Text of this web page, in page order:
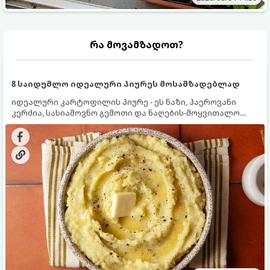
რა მოვამზადოთ?
8 საიდუმლო იდეალური პიურეს მოსამზადებლად
იდეალური კარტოფილის პიურე - ეს ნაზი, ჰაეროვანი
კერძია, სასიამოვნო გემოთი და ნაღების-მოყვითალო
ფერით. მისი მომზადება ძალიან მარტივია, მაგრამ
არსებობს რამდენიმე საიდუმლო, რომლებიც უნდა
იცოდეთ, რომ პიურე იდეალურად გემრიელი გამოვიდეს.